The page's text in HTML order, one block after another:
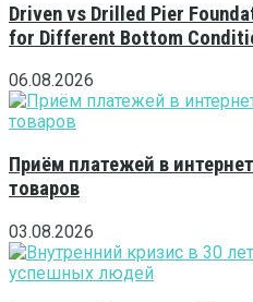
Driven vs Drilled Pier
for Different Bottom
06.08.2026
Приём платежей в
товаров
03.08.2026